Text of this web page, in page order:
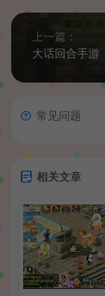
上一篇：
常见问题
相关文章